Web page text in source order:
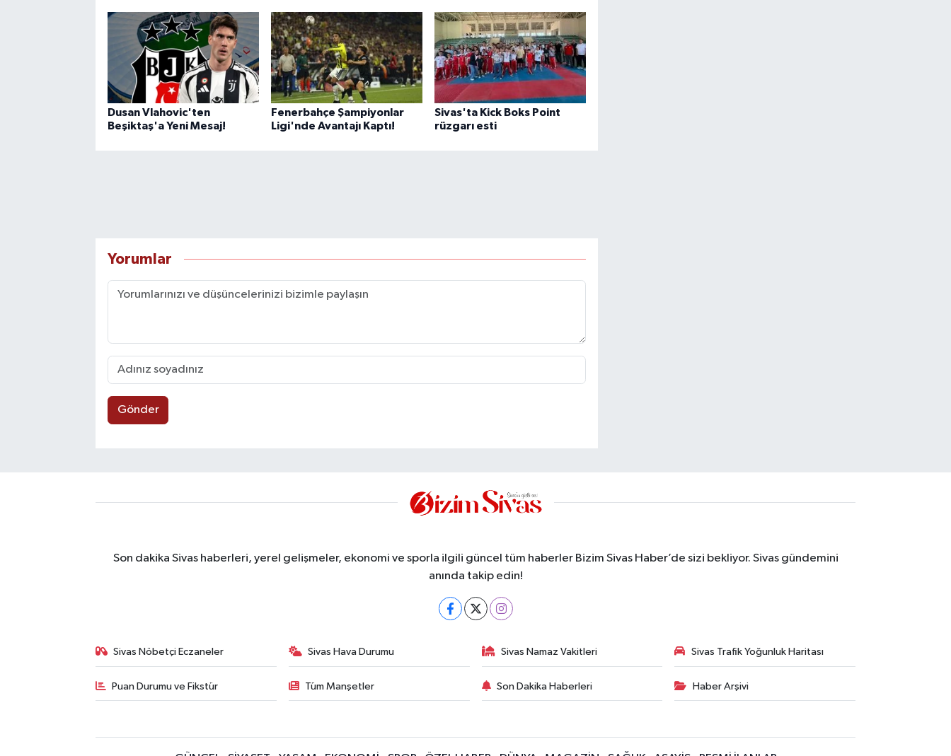
Dusan Vlahovic'ten
Beşiktaş'a Yeni Mesaj!
Fenerbahçe Şampiyonlar
Ligi'nde Avantajı Kaptı!
Sivas'ta Kick Boks Point
rüzgarı esti
Yorumlar
Gönder
Son dakika Sivas haberleri, yerel gelişmeler, ekonomi ve sporla ilgili güncel tüm haberler Bizim Sivas Haber’de sizi bekliyor. Sivas gündemini
anında takip edin!
Sivas Nöbetçi Eczaneler Sivas Hava Durumu Sivas Namaz Vakitleri Sivas Trafik Yoğunluk Haritası
Puan Durumu ve Fikstür Tüm Manşetler Son Dakika Haberleri Haber Arşivi